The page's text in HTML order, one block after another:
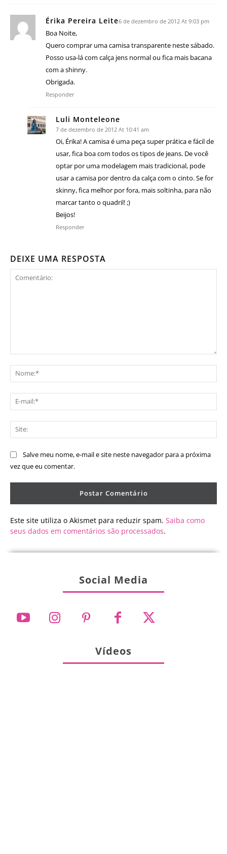
Érika Pereira Leite6 de dezembro de 2012 At 9:03 pm
Boa Noite,
Quero comprar uma camisa transparente neste sábado.
Posso usa-lá com calça jens normal ou fica mais bacana
com a shinny.
Obrigada.
Responder
Luli Monteleone
7 de dezembro de 2012 At 10:41 am
Oi, Érika! A camisa é uma peça super prática e fácil de
usar, fica boa com todos os tipos de jeans. De você
optar por uma modelagem mais tradicional, pode
usar a camisa por dentro da calça com o cinto. Se for
skinny, fica melhor por fora, mais soltinha, para não
marcar tanto o quadril! ;)
Beijos!
Responder
DEIXE UMA RESPOSTA
Salve meu nome, e-mail e site neste navegador para a próxima
vez que eu comentar.
Este site utiliza o Akismet para reduzir spam. Saiba como
seus dados em comentários são processados.
Social Media
Vídeos